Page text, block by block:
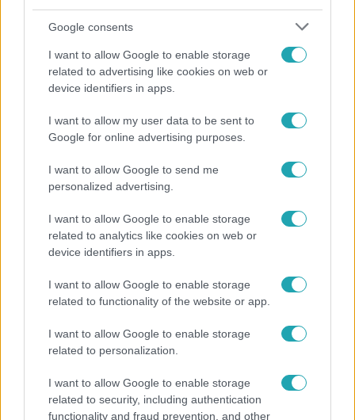
Google consents
I want to allow Google to enable storage
related to advertising like cookies on web or
device identifiers in apps.
I want to allow my user data to be sent to
Google for online advertising purposes.
I want to allow Google to send me
personalized advertising.
I want to allow Google to enable storage
related to analytics like cookies on web or
device identifiers in apps.
I want to allow Google to enable storage
related to functionality of the website or app.
I want to allow Google to enable storage
related to personalization.
I want to allow Google to enable storage
related to security, including authentication
functionality and fraud prevention, and other
"Nem beszélek már vele évek óta" - Édesapja
14:09
Reggeli
kötelező” – 50 méterre a csúcstól fordult vissza
Klein Dávid